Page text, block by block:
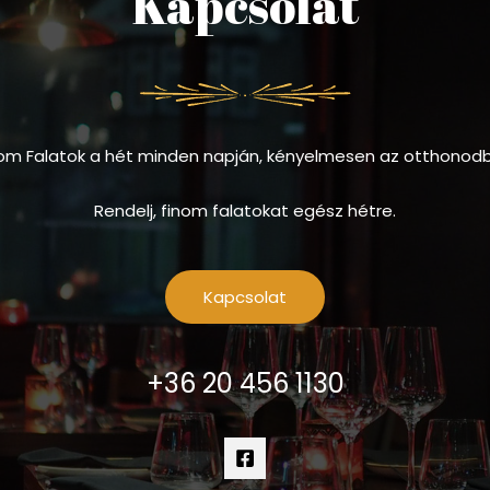
Falatok a hét minden napján, kényelmesen az
Rendelj, finom falatokat egész hétre.
Kapcsolat
+36 20 456 1130